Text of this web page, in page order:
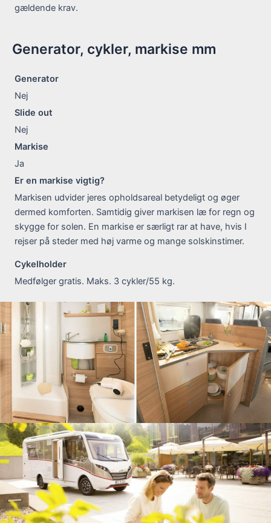
gældende krav.
Generator, cykler, markise mm
Generator
Nej
Slide out
Nej
Markise
Ja
Er en markise vigtig?
Markisen udvider jeres opholdsareal betydeligt og øger
dermed komforten. Samtidig giver markisen læ for regn og
skygge for solen. En markise er særligt rar at have, hvis I
rejser på steder med høj varme og mange solskinstimer.
Cykelholder
Medfølger gratis. Maks. 3 cykler/55 kg.